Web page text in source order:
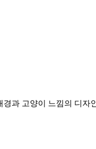
과 고양이 느낌의 디자